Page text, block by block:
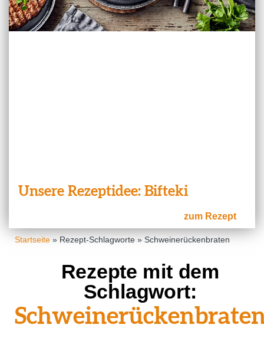
Unsere Rezeptidee: Bifteki
zum Rezept
Startseite » Rezept-Schlagworte » Schweinerückenbraten
Rezepte mit dem
Schlagwort: